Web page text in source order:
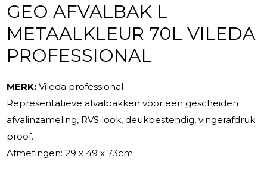
GEO AFVALBAK L
METAALKLEUR 70L VILEDA
PROFESSIONAL
MERK: Vileda professional
Representatieve afvalbakken voor een gescheiden
afvalinzameling, RVS look, deukbestendig, vingerafdruk
proof.
Afmetingen: 29 x 49 x 73cm